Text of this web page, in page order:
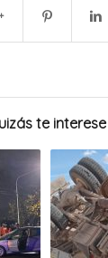
te interese